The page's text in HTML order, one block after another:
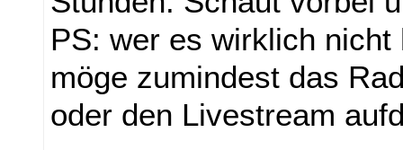
PS: wer es wirklich nicht
möge zumindest das
oder den Livestream